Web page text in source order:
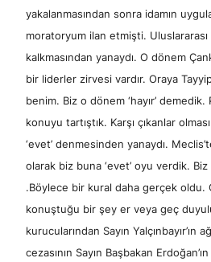
yakalanmasından sonra idamın
moratoryum ilan etmişti.
kalkmasından yanaydı. O dönem
bir liderler zirvesi vardır. Oraya
benim. Biz o dönem ‘hayır’
konuyu tartıştık. Karşı çıkanlar
‘evet’ denmesinden yanaydı.
olarak biz buna ‘evet’ oyu verdik.
.Böylece bir kural daha gerçek oldu.
konuştuğu bir şey er veya geç
kurucularından Sayın Yalçınbayır’ın
cezasının Sayın Başbakan Erdoğan’ın